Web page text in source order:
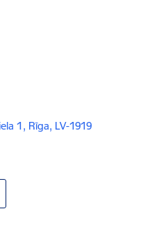
1, Rīga, LV-1919